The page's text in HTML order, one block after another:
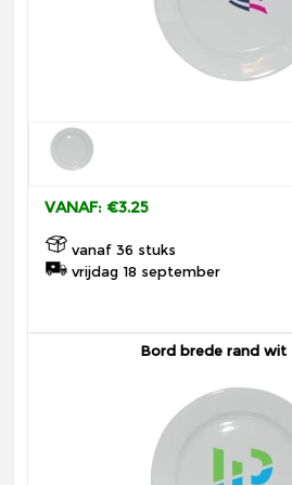
VANAF: €3.25
vanaf 36 stuks
vrijdag 18 september
Bord brede rand wit